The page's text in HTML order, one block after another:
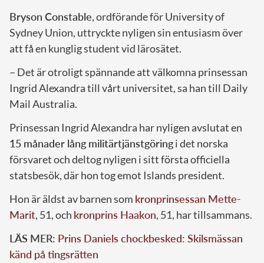
Bryson Constable, ordförande för University of
Sydney Union, uttryckte nyligen sin entusiasm över
att få en kunglig student vid lärosätet.
– Det är otroligt spännande att välkomna prinsessan
Ingrid Alexandra till vårt universitet, sa han till Daily
Mail Australia.
Prinsessan Ingrid Alexandra har nyligen avslutat en
15 månader lång militärtjänstgöringi det norska
försvaret och deltog nyligen i sitt första officiella
statsbesök, där hon tog emot Islands president.
Hon är äldst av barnen som kronprinsessan Mette-
Marit, 51, och kronprins Haakon, 51, har tillsammans.
LÄS MER: Prins Daniels chockbesked: Skilsmässan
känd på tingsrätten